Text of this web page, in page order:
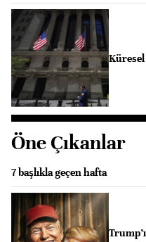
Küresel
Öne Çıkanlar
7 başlıkla geçen hafta